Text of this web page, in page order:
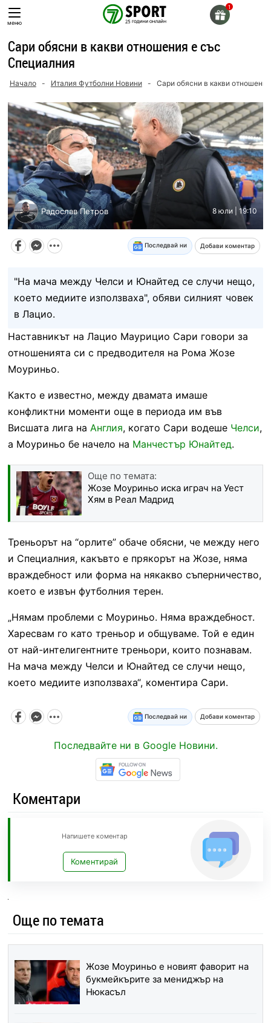
Skip
toменю
Сари обясни в какви отношения е със
Специалния
Начало - Италия Футболни Новини - Сари обясни в какви
Радослав Петров 8 юли | 19:10
Последвай ни Добави коментар
"На мача между Челси и Юнайтед се случи нещо,
което медиите използваха", обяви силният човек
в Лацио.
Наставникът на Лацио Маурицио Сари говори за
отношенията си с предводителя на Рома Жозе
Моуриньо.
Както е известно, между двамата имаше
конфликтни моменти още в периода им във
Висшата лига на Англия, когато Сари водеше Челси,
а Моуриньо бе начело на Манчестър Юнайтед.
Още по темата:
Жозе Моуриньо иска играч на Уест
Хям в Реал Мадрид
Треньорът на “орлите” обаче обясни, че между него
и Специалния, какъвто е прякорът на Жозе, няма
враждебност или форма на някакво съперничество,
което е извън футболния терен.
„Нямам проблеми с Моуриньо. Няма враждебност.
Харесвам го като треньор и общуваме. Той е един
от най-интелигентните треньори, които познавам.
На мача между Челси и Юнайтед се случи нещо,
което медиите използваха“, коментира Сари.
Последвай ни Добави коментар
Последвайте ни в Google Новини.
Коментари
Напишете коментар
Коментирай
Още по темата
Жозе Моуриньо е новият фаворит на
букмейкърите за мениджър на
Нюкасъл